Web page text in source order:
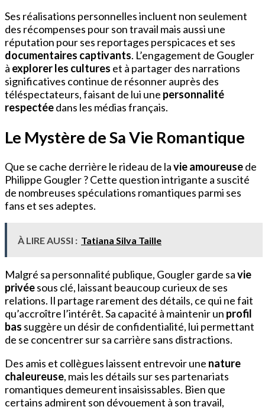
Ses réalisations personnelles incluent non seulement
des récompenses pour son travail mais aussi une
réputation pour ses reportages perspicaces et ses
documentaires captivants. L’engagement de Gougler
à explorer les cultures et à partager des narrations
significatives continue de résonner auprès des
téléspectateurs, faisant de lui une personnalité
respectéedans les médias français.
Le Mystère de Sa Vie Romantique
Que se cache derrière le rideau de lavie amoureusede
Philippe Gougler ? Cette question intrigante a suscité
de nombreuses spéculations romantiques parmi ses
fans et ses adeptes.
À LIRE AUSSI : Tatiana Silva Taille
Malgré sa personnalité publique, Gougler garde savie
privéesous clé, laissant beaucoup curieux de ses
relations. Il partage rarement des détails, ce qui ne fait
qu’accroître l’intérêt. Sa capacité à maintenir un profil
bas suggère un désir de confidentialité, lui permettant
de se concentrer sur sa carrière sans distractions.
Des amis et collègues laissent entrevoir une nature
chaleureuse, mais les détails sur ses partenariats
romantiques demeurent insaisissables. Bien que
certains admirent son dévouement à son travail,